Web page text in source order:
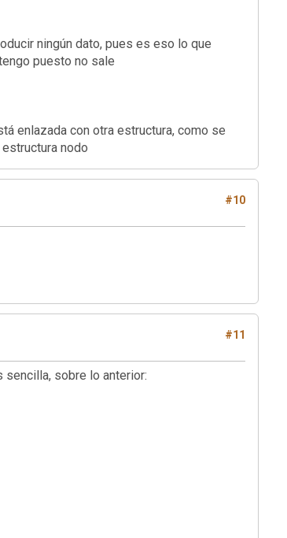
ningún dato, pues es eso lo que
puesto no sale
enlazada con otra estructura, como se
nodo
#10
#11
sencilla, sobre lo anterior: